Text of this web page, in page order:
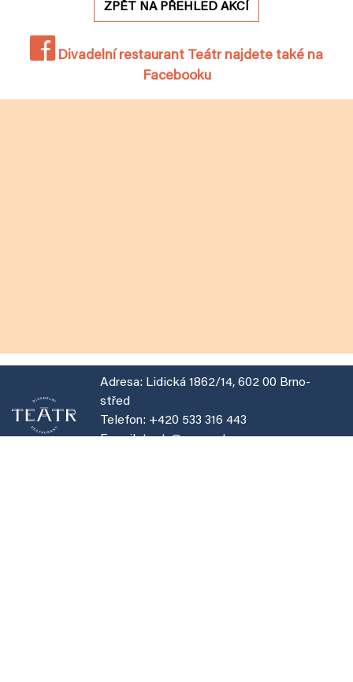
ZPĚT NA PŘEHLED AKCÍ
Divadelní restaurant Teátr najdete také na
Facebooku
Adresa: Lidická 1862/14, 602 00 Brno-
střed
Telefon: +420 533 316 443
E-mail: teatr@congusto.cz